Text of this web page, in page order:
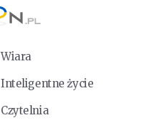
Wiara
Inteligentne życie
Czytelnia